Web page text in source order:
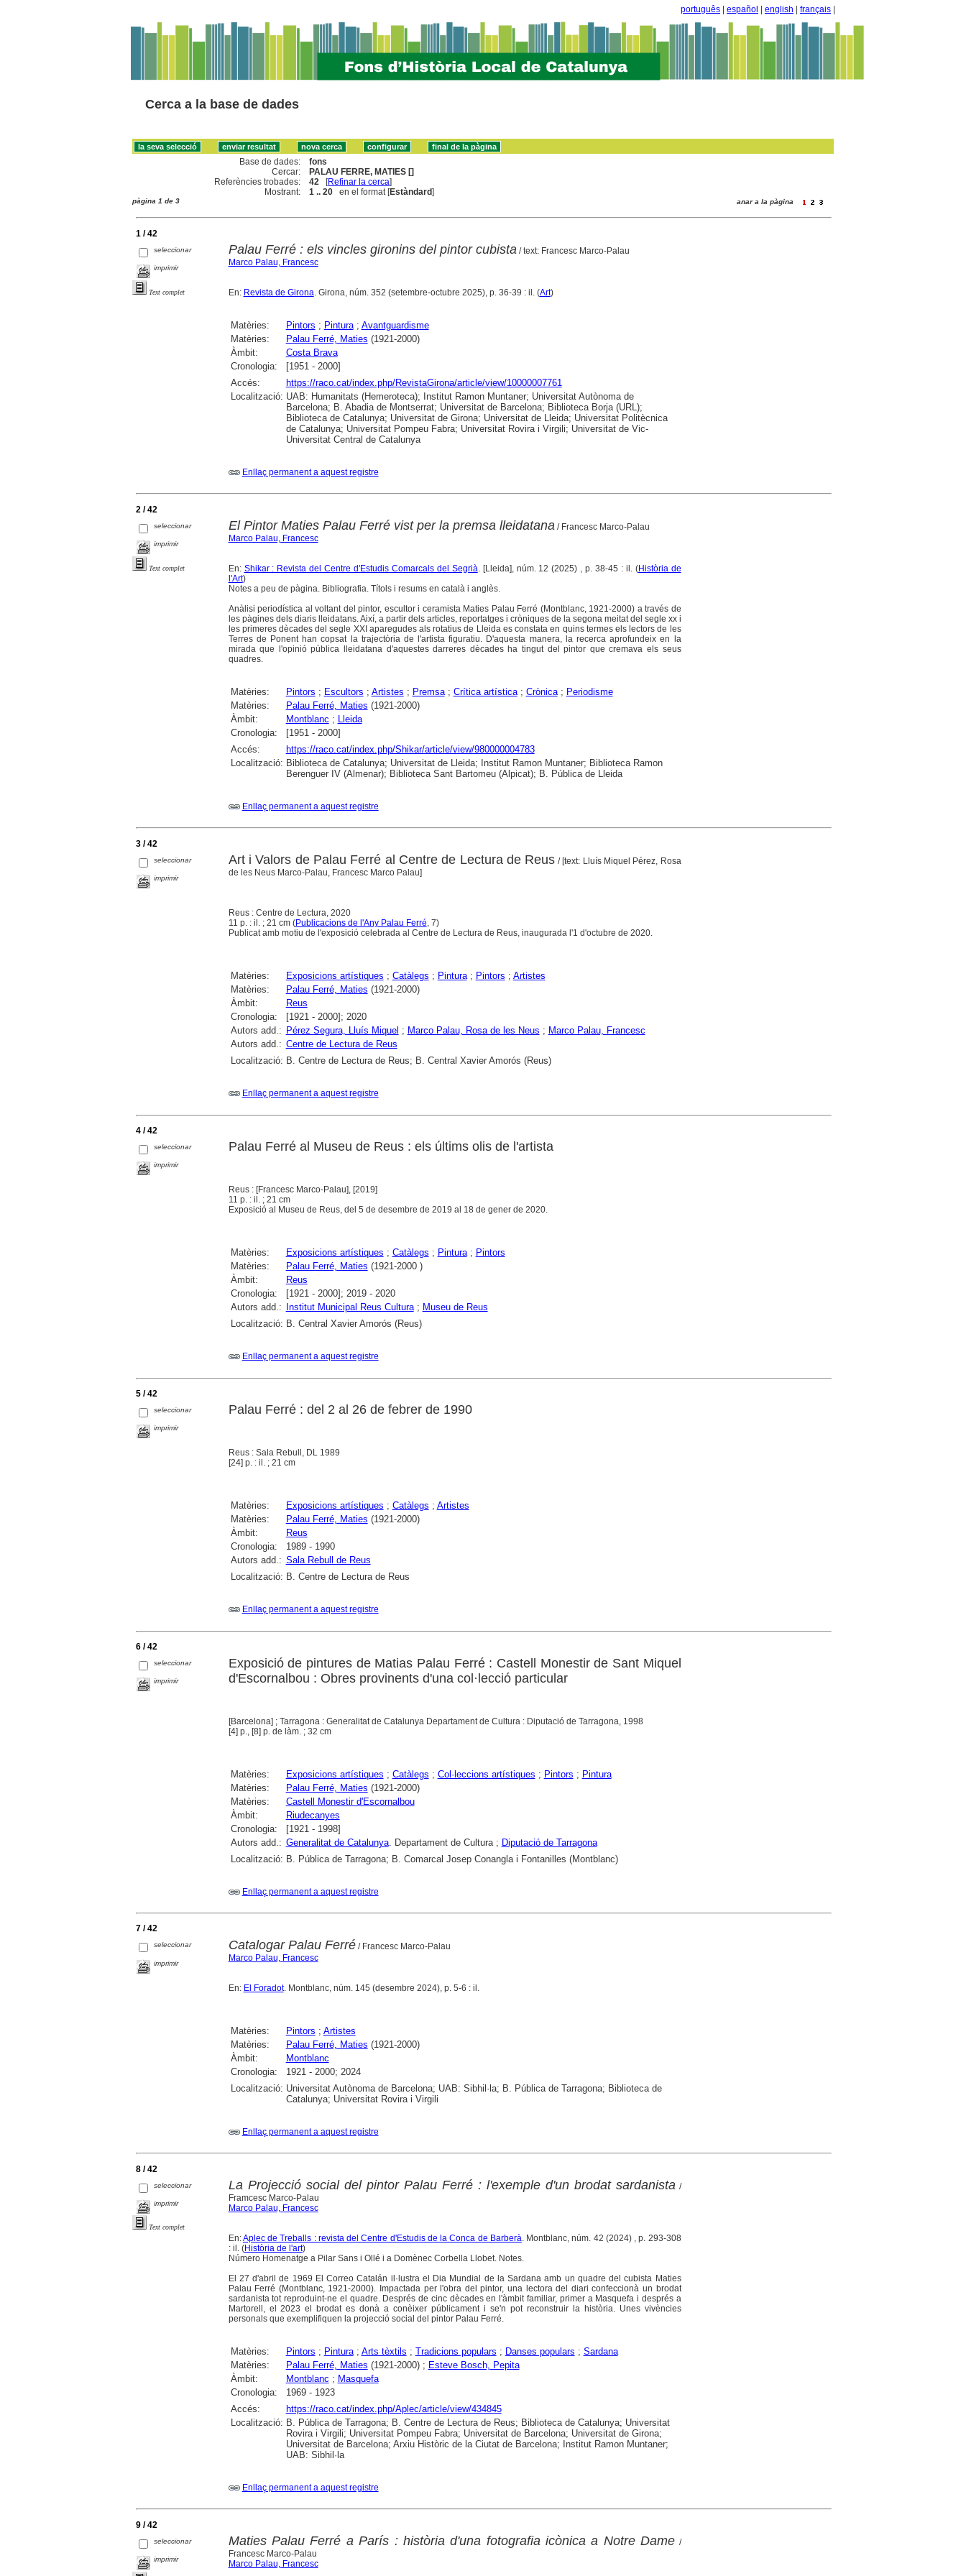
português español english français
Cerca a la base de dades
Base de dades:
fons
Cercar:
PALAU FERRE, MATIES []
Referències trobades:
42 [Refinar la cerca]
Mostrant:
1 .. 20 en el format [Estàndard]
pàgina 1 de 3 anar a la pàgina
1 / 42
seleccionar
imprimir
Text complet
Palau Ferré : els vincles gironins del pintor cubista/ text: Francesc Marco-Palau
Marco Palau, Francesc
En: Revista de Girona. Girona, núm. 352 (setembre-octubre 2025), p. 36-39 : il. (Art)
Matèries: Pintors ; Pintura; Avantguardisme
Matèries:
Palau Ferré, Maties (1921-2000)
Àmbit:
Costa Brava
Cronologia:
[1951 - 2000]
Accés:
https://raco.cat/index.php/RevistaGirona/article/view/10000007761
Localització: UAB: Humanitats (Hemeroteca); Institut Ramon Muntaner; Universitat Autònoma de
Barcelona; B. Abadia de Montserrat; Universitat de Barcelona; Biblioteca Borja (URL);
Biblioteca de Catalunya; Universitat de Girona; Universitat de Lleida; Universitat Politècnica
de Catalunya; Universitat Pompeu Fabra; Universitat Rovira i Virgili; Universitat de Vic-
Universitat Central de Catalunya
Enllaç permanent a aquest registre
2 / 42
seleccionar
imprimir
Text complet
El Pintor Maties Palau Ferré vist per la premsa lleidatana/ Francesc Marco-Palau
Marco Palau, Francesc
En: Shikar : Revista del Centre d'Estudis Comarcals del Segrià. [Lleida], núm. 12 (2025) , p. 38-45 : il. (Història de
l'Art)
Notes a peu de pàgina. Bibliografia. Títols i resums en català i anglès.
Anàlisi periodística al voltant del pintor, escultor i ceramista Maties Palau Ferré (Montblanc, 1921-2000) a través de
les pàgines dels diaris lleidatans. Així, a partir dels articles, reportatges i cròniques de la segona meitat del segle xx i
les primeres dècades del segle XXI aparegudes als rotatius de Lleida es constata en quins termes els lectors de les
Terres de Ponent han copsat la trajectòria de l'artista figuratiu. D'aquesta manera, la recerca aprofundeix en la
mirada que l'opinió pública lleidatana d'aquestes darreres dècades ha tingut del pintor que cremava els seus
quadres.
Matèries: Pintors ; Escultors ; Artistes ; Premsa; Crítica artística; Crònica; Periodisme
Matèries:
Palau Ferré, Maties (1921-2000)
Àmbit:
Montblanc ; Lleida
Cronologia:
[1951 - 2000]
Accés:
https://raco.cat/index.php/Shikar/article/view/980000004783
Localització: Biblioteca de Catalunya; Universitat de Lleida; Institut Ramon Muntaner; Biblioteca Ramon
Berenguer IV (Almenar); Biblioteca Sant Bartomeu (Alpicat); B. Pública de Lleida
Enllaç permanent a aquest registre
3 / 42
seleccionar
imprimir
Art i Valors de Palau Ferré al Centre de Lectura de Reus / [text: Lluís Miquel Pérez, Rosa
de les Neus Marco-Palau, Francesc Marco Palau]
Reus : Centre de Lectura, 2020
11 p. : il. ; 21 cm (Publicacions de l'Any Palau Ferré, 7)
Publicat amb motiu de l'exposició celebrada al Centre de Lectura de Reus, inaugurada l'1 d'octubre de 2020.
Matèries: Exposicions artístiques ; Catàlegs ; Pintura; Pintors ; Artistes
Matèries:
Palau Ferré, Maties (1921-2000)
Àmbit:
Reus
Cronologia:
[1921 - 2000]; 2020
Autors add.: Pérez Segura, Lluís Miquel ; Marco Palau, Rosa de les Neus ; Marco Palau, Francesc
Autors add.: Centre de Lectura de Reus
Localització: B. Centre de Lectura de Reus; B. Central Xavier Amorós (Reus)
Enllaç permanent a aquest registre
4 / 42
seleccionar
imprimir
Palau Ferré al Museu de Reus : els últims olis de l'artista
Reus : [Francesc Marco-Palau], [2019]
11 p. : il. ; 21 cm
Exposició al Museu de Reus, del 5 de desembre de 2019 al 18 de gener de 2020.
Matèries: Exposicions artístiques ; Catàlegs ; Pintura; Pintors
Matèries:
Palau Ferré, Maties (1921-2000 )
Àmbit:
Reus
Cronologia:
[1921 - 2000]; 2019 - 2020
Autors add.:
Institut Municipal Reus Cultura; Museu de Reus
Localització: B. Central Xavier Amorós (Reus)
Enllaç permanent a aquest registre
5 / 42
seleccionar
imprimir
Palau Ferré : del 2 al 26 de febrer de 1990
Reus : Sala Rebull, DL 1989
[24] p. : il. ; 21 cm
Matèries: Exposicions artístiques ; Catàlegs ; Artistes
Matèries:
Palau Ferré, Maties (1921-2000)
Àmbit:
Reus
Cronologia:
1989 - 1990
Autors add.: Sala Rebull de Reus
Localització: B. Centre de Lectura de Reus
Enllaç permanent a aquest registre
6 / 42
seleccionar
imprimir
Exposició de pintures de Matias Palau Ferré : Castell Monestir de Sant Miquel
d'Escornalbou : Obres provinents d'una col·lecció particular
[Barcelona] ; Tarragona : Generalitat de Catalunya Departament de Cultura : Diputació de Tarragona, 1998
[4] p., [8] p. de làm. ; 32 cm
Matèries: Exposicions artístiques ; Catàlegs ; Col·leccions artístiques ; Pintors ; Pintura
Matèries:
Palau Ferré, Maties (1921-2000)
Matèries:
Castell Monestir d'Escornalbou
Àmbit:
Riudecanyes
Cronologia:
[1921 - 1998]
Autors add.: Generalitat de Catalunya. Departament de Cultura ; Diputació de Tarragona
Localització: B. Pública de Tarragona; B. Comarcal Josep Conangla i Fontanilles (Montblanc)
Enllaç permanent a aquest registre
7 / 42
seleccionar
imprimir
Catalogar Palau Ferré/ Francesc Marco-Palau
Marco Palau, Francesc
En: El Foradot. Montblanc, núm. 145 (desembre 2024), p. 5-6 : il.
Matèries: Pintors ; Artistes
Matèries:
Palau Ferré, Maties (1921-2000)
Àmbit:
Montblanc
Cronologia:
1921 - 2000; 2024
Localització: Universitat Autònoma de Barcelona; UAB: Sibhil·la; B. Pública de Tarragona; Biblioteca de
Catalunya; Universitat Rovira i Virgili
Enllaç permanent a aquest registre
8 / 42
seleccionar
imprimir
Text complet
La Projecció social del pintor Palau Ferré : l'exemple d'un brodat sardanista /
Framcesc Marco-Palau
Marco Palau, Francesc
En:Aplec de Treballs : revista del Centre d'Estudis de la Conca de Barberà . Montblanc, núm. 42 (2024) , p. 293-308
: il. (Història de l'art)
Número Homenatge a Pilar Sans i Ollé i a Domènec Corbella Llobet. Notes.
El 27 d'abril de 1969 El Correo Catalán il·lustra el Dia Mundial de la Sardana amb un quadre del cubista Maties
Palau Ferré (Montblanc, 1921-2000). Impactada per l'obra del pintor, una lectora del diari confeccionà un brodat
sardanista tot reproduint-ne el quadre. Després de cinc dècades en l'àmbit familiar, primer a Masquefa i després a
Martorell, el 2023 el brodat es donà a conèixer públicament i se'n pot reconstruir la història. Unes vivències
personals que exemplifiquen la projecció social del pintor Palau Ferré.
Matèries: Pintors ; Pintura; Arts tèxtils ; Tradicions populars ; Danses populars ; Sardana
Matèries:
Palau Ferré, Maties (1921-2000) ; Esteve Bosch, Pepita
Àmbit:
Montblanc ; Masquefa
Cronologia:
1969 - 1923
Accés:
https://raco.cat/index.php/Aplec/article/view/434845
Localització: B. Pública de Tarragona; B. Centre de Lectura de Reus; Biblioteca de Catalunya; Universitat
Rovira i Virgili; Universitat Pompeu Fabra; Universitat de Barcelona; Universitat de Girona;
Universitat de Barcelona; Arxiu Històric de la Ciutat de Barcelona; Institut Ramon Muntaner;
UAB: Sibhil·la
Enllaç permanent a aquest registre
9 / 42
seleccionar
imprimir
Maties Palau Ferré a París : història d'una fotografia icònica a Notre Dame /
Francesc Marco-Palau
Marco Palau, Francesc